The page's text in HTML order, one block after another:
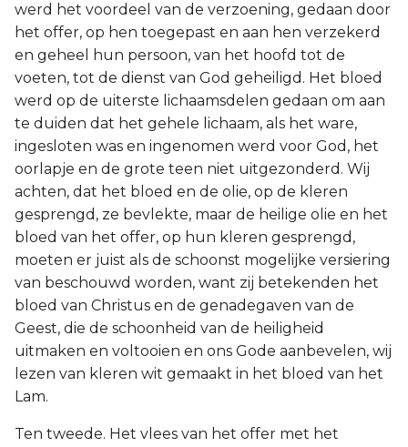
werd het voordeel van de verzoening, gedaan door
het offer, op hen toegepast en aan hen verzekerd
en geheel hun persoon, van het hoofd tot de
voeten, tot de dienst van God geheiligd. Het bloed
werd op de uiterste lichaamsdelen gedaan om aan
te duiden dat het gehele lichaam, als het ware,
ingesloten was en ingenomen werd voor God, het
oorlapje en de grote teen niet uitgezonderd. Wij
achten, dat het bloed en de olie, op de kleren
gesprengd, ze bevlekte, maar de heilige olie en het
bloed van het offer, op hun kleren gesprengd,
moeten er juist als de schoonst mogelijke versiering
van beschouwd worden, want zij betekenden het
bloed van Christus en de genadegaven van de
Geest, die de schoonheid van de heiligheid
uitmaken en voltooien en ons Gode aanbevelen, wij
lezen van kleren wit gemaakt in het bloed van het
Lam.
Ten tweede. Het vlees van het offer met het